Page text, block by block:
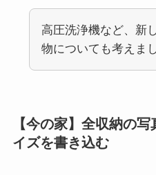
高圧洗浄機など、新
物についても考えま
【今の家】全収納の
イズを書き込む